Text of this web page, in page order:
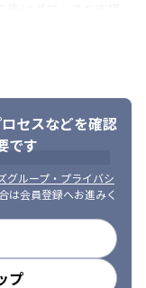
セスなどを確認
です
グループ・プライバシ
は会員登録へお進みく
プ